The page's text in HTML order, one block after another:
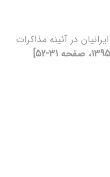
در آئینه مذاکرات